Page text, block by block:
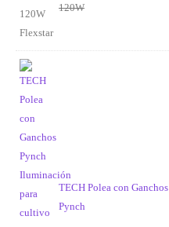
120W
TECH Polea con Ganchos
Pynch